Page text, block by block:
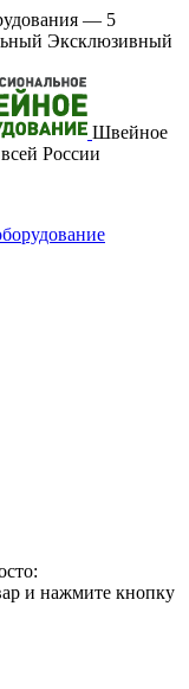
— 5
Эксклюзивный
Швейное
России
и нажмите кнопку